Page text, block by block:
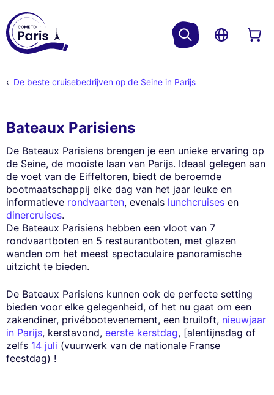
De beste cruisebedrijven op de Seine in Parijs
Bateaux Parisiens
De Bateaux Parisiens brengen je een unieke ervaring op
de Seine, de mooiste laan van Parijs. Ideaal gelegen aan
de voet van de Eiffeltoren, biedt de beroemde
bootmaatschappij elke dag van het jaar leuke en
informatieve rondvaarten, evenals lunchcruises en
dinercruises.
De Bateaux Parisiens hebben een vloot van 7
rondvaartboten en 5 restaurantboten, met glazen
wanden om het meest spectaculaire panoramische
uitzicht te bieden.
De Bateaux Parisiens kunnen ook de perfecte setting
bieden voor elke gelegenheid, of het nu gaat om een
zakendiner, privébootevenement, een bruiloft, nieuwjaar
in Parijs, kerstavond, eerste kerstdag, [alentijnsdag of
zelfs 14 juli (vuurwerk van de nationale Franse
feestdag) !